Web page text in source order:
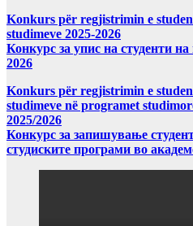
Konkurs për regjistrimin e
studimeve 2025-2026
Конкурс за упис на студенти
2026
Konkurs për regjistrimin e
studimeve në programet
2025/2026
Конкурс за запишување
студиските програми во